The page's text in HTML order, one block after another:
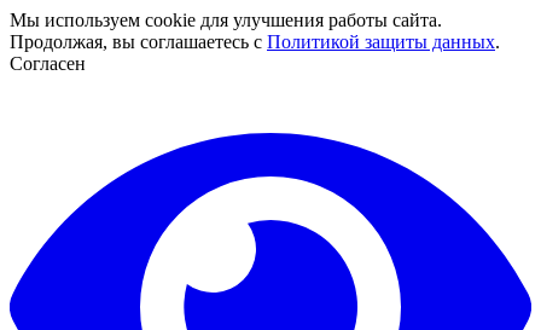
Мы используем cookie для улучшения работы сайта.
Продолжая, вы соглашаетесь с Политикой защиты данных.
Согласен